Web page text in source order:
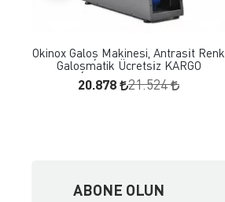
SEPETE EKLE
Okinox Galoş Makinesi, Antrasi̇t Renk
Galoşmatik Ücretsi̇z KARGO
20.878 21.524
ABONE OLUN